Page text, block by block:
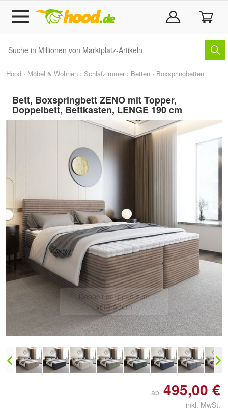
Hood › Möbel & Wohnen › Schlafzimmer › Betten › Boxspringbetten
Bett, Boxspringbett ZENO mit Topper,
Doppelbett, Bettkasten, LENGE 190 cm
Doppelt antippen zum
vergrößern
ab 495,00 €
inkl. MwSt.